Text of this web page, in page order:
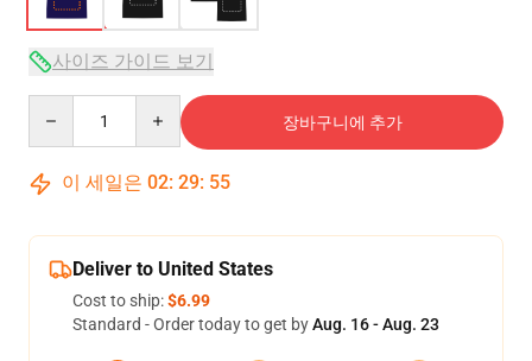
사이즈 가이드 보기
장바구니에 추가
이 세일은 02: 29: 54
Deliver to United States
Cost to ship:$6.99
Standard - Order today to get byAug. 16 - Aug. 23